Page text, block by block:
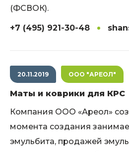
(ФСВОК).
+7 (495) 921-30-48
20.11.2019 ООО "АРЕОЛ"
Маты и коврики для КРС
Компания ООО «Ареол»
момента создания
эмульбита, продажей